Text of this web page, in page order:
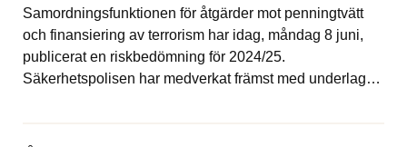
Samordningsfunktionen för åtgärder mot penningtvätt
och finansiering av terrorism har idag, måndag 8 juni,
publicerat en riskbedömning för 2024/25.
Säkerhetspolisen har medverkat främst med underlag…